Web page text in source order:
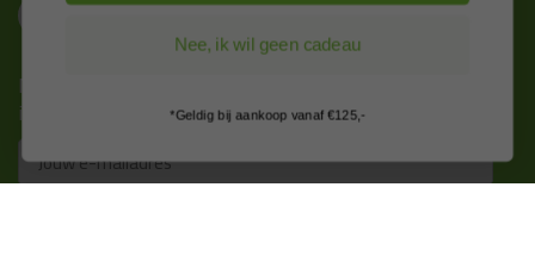
Nieuws, tips en exclusieve deals rechtstreeks in je
inbox
Email
Nee, ik wil geen cadeau
*Geldig bij aankoop vanaf €125,-